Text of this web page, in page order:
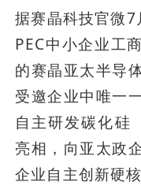
据赛晶科技官微
PEC中小企业工
的赛晶亚太半导
受邀企业中唯一
自主研发碳化硅
亮相，向亚太政
企业自主创新硬核